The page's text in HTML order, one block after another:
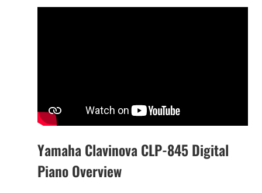
Yamaha Clavinova CLP-845 Digital
Piano Overview